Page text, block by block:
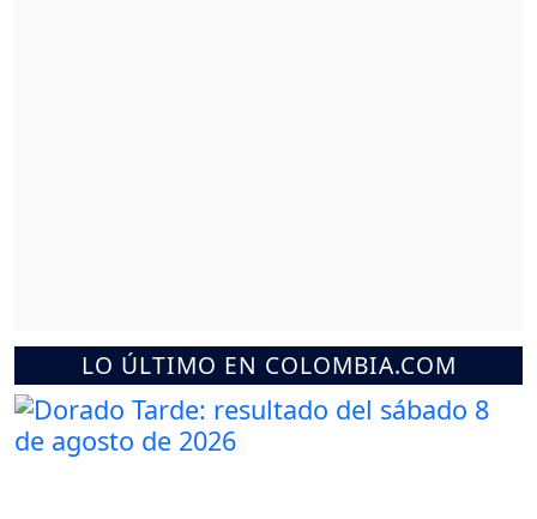
LO ÚLTIMO EN COLOMBIA.COM